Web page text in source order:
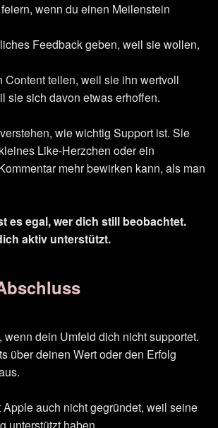
wenn du einen Meilenstein
Feedback geben, weil sie wollen,
Content teilen, weil sie ihn wertvoll
sie sich davon etwas erhoffen.
wie wichtig Support ist. Sie
Like-Herzchen oder ein
mehr bewirken kann, als man
es egal, wer dich still beobachtet.
aktiv unterstützt.
wenn dein Umfeld dich nicht supportet.
über deinen Wert oder den Erfolg
Apple auch nicht gegründet, weil seine